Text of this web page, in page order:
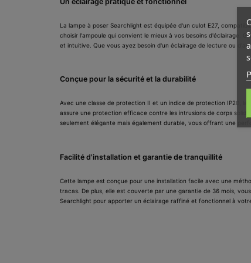
La lampe à poser Searchlight est équipée d'un culot E27,
choisir l'ampoule qui convient le mieux à vos besoins d'éclairage.
et intuitive. Que vous ayez besoin d'un éclairage de lecture ou
Conçue pour la sécurité et la durabilité
Avec une classe de protection II et un indice de protection IP20,
assure une protection efficace contre les intrusions de corps
seulement élégante mais également durable, vous offrant une
Facilité d'installation et garantie de tranquillité
Cette lampe est conçue pour une installation facile avec une
tracas. De plus, elle est couverte par une garantie de 36 mois,
Searchlight pour apporter un éclairage raffiné et fonctionnel à